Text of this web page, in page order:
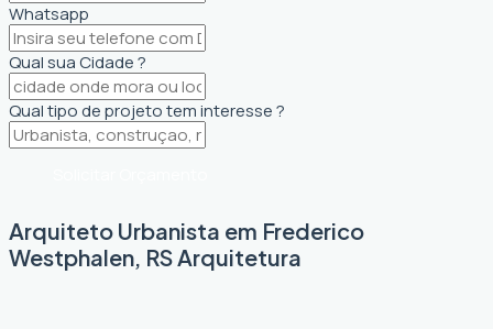
Whatsapp
Qual sua Cidade ?
Qual tipo de projeto tem interesse ?
Arquiteto Urbanista em Frederico
Westphalen, RS Arquitetura